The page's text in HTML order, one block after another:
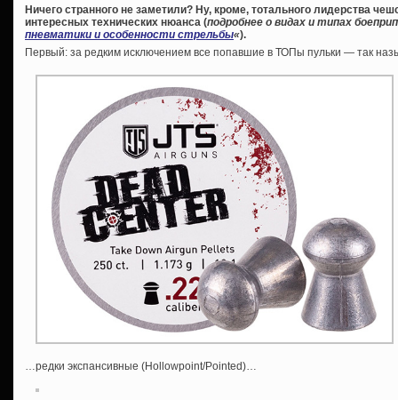
Ничего странного не заметили? Ну, кроме, тотального лидерства
интересных технических нюанса (подробнее о видах и типах
пневматики и особенности стрельбы«).
Первый: за редким исключением все попавшие в ТОПы пульки — так
…редки экспансивные (Hollowpoint/Pointed)…